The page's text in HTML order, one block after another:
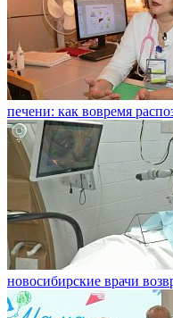
печени: как вовремя
новосибирские врачи